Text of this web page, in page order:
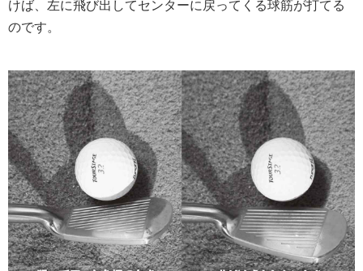
けば、左に飛び出してセンターに戻ってくる球筋が打てる
のです。